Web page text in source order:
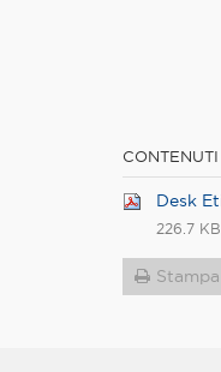
Desk
226.7 KB
Stampa